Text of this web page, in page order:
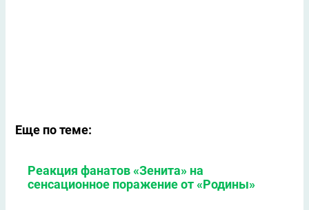
Еще по теме:
Реакция фанатов «Зенита» на
сенсационное поражение от «Родины»